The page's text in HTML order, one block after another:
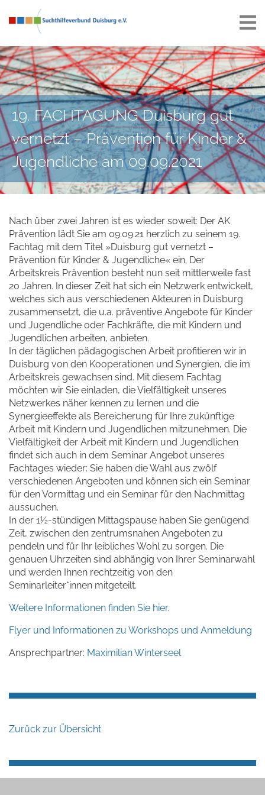
19. FACHTAGUNG Duisburg gut
vernetzt – Prävention für Kinder &
Jugendliche am 09.09.2021
Nach über zwei Jahren ist es wieder soweit: Der AK
Prävention lädt Sie am 09.09.21 herzlich zu seinem 19.
Fachtag mit dem Titel »Duisburg gut vernetzt –
Prävention für Kinder & Jugendliche« ein. Der
Arbeitskreis Prävention besteht nun seit mittlerweile fast
20 Jahren. In dieser Zeit hat sich ein Netzwerk entwickelt,
welches sich aus verschiedenen Akteuren in Duisburg
zusammensetzt, die u.a. präventive Angebote für Kinder
und Jugendliche oder Fachkräfte, die mit Kindern und
Jugendlichen arbeiten, anbieten.
In der täglichen pädagogischen Arbeit profitieren wir in
Duisburg von den Kooperationen und Synergien, die im
Arbeitskreis gewachsen sind. Mit diesem Fachtag
möchten wir Sie einladen, die Vielfältigkeit unseres
Netzwerkes näher kennen zu lernen und die
Synergieeffekte als Bereicherung für Ihre zukünftige
Arbeit mit Kindern und Jugendlichen mitzunehmen. Die
Vielfältigkeit der Arbeit mit Kindern und Jugendlichen
findet sich auch in dem Seminar Angebot unseres
Fachtages wieder: Sie haben die Wahl aus zwölf
verschiedenen Angeboten und können sich ein Seminar
für den Vormittag und ein Seminar für den Nachmittag
aussuchen.
In der 1½-stündigen Mittagspause haben Sie genügend
Zeit, zwischen den zentrumsnahen Angeboten zu
pendeln und für Ihr leibliches Wohl zu sorgen. Die
genauen Uhrzeiten sind abhängig von Ihrer Seminarwahl
und werden Ihnen rechtzeitig von den
Seminarleiter*innen mitgeteilt.
Weitere Informationen finden Sie hier.
Flyer und Informationen zu Workshops und Anmeldung
Ansprechpartner: Maximilian Winterseel
Zurück zur Übersicht